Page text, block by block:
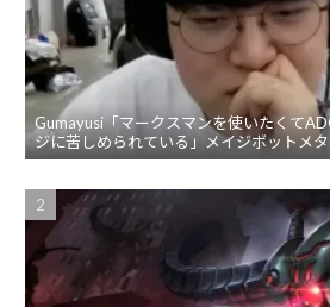
Gumayusi「マークスマンを使いたくて
ジに苦しめられている」メイジボットメ